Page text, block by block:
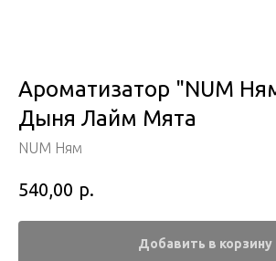
Ароматизатор "NUM
Дыня Лайм Мята
NUM Ням
540,00 р.
Добавить в корзину